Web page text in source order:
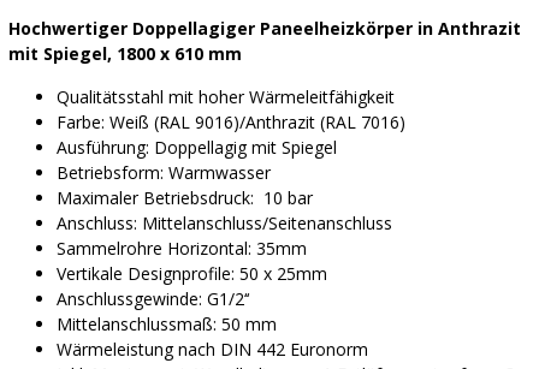
Hochwertiger Doppellagiger Paneelheizkörper in Anthrazit
mit Spiegel, 1800 x 610 mm
Qualitätsstahl mit hoher Wärmeleitfähigkeit
Farbe: Weiß (RAL 9016)/Anthrazit (RAL 7016)
Ausführung: Doppellagig mit Spiegel
Betriebsform: Warmwasser
Maximaler Betriebsdruck: 10 bar
Anschluss: Mittelanschluss/Seitenanschluss
Sammelrohre Horizontal: 35mm
Vertikale Designprofile: 50 x 25mm
Anschlussgewinde: G1/2‘‘
Mittelanschlussmaß: 50 mm
Wärmeleistung nach DIN 442 Euronorm